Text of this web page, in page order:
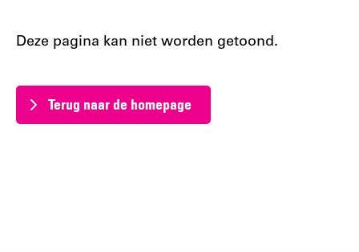
Deze pagina kan niet worden getoond.
Terug naar de homepage